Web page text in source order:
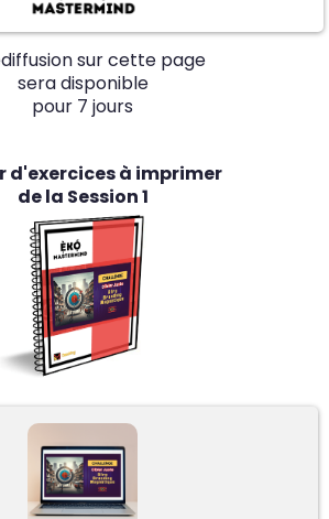
sur cette page
sera disponible
pour 7 jours
d'exercices à imprimer
de la Session 1